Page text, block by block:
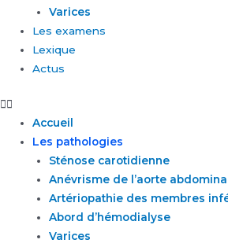
Varices
Les examens
Lexique
Actus
Accueil
Les pathologies
Sténose carotidienne
Anévrisme de l’aorte
Artériopathie des membres
Abord d’hémodialyse
Varices